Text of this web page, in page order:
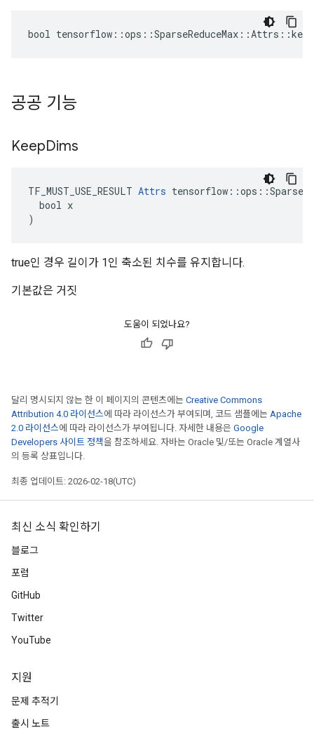
bool
공공 기능
KeepDims
TF_MUST_USE_RESULT Attrs
  bool x
)
true인 경우 길이가 1인 축소된 치수를 유지합니다.
기본값은 거짓
도움이 되었나요?
달리 명시되지 않는 한 이 페이지의 콘텐츠에는 Creative Commons
Attribution 4.0 라이선스에 따라 라이선스가 부여되며, 코드 샘플에는 Apache
2.0 라이선스에 따라 라이선스가 부여됩니다. 자세한 내용은 Google
Developers 사이트 정책을 참조하세요. 자바는 Oracle 및/또는 Oracle 계열사
의 등록 상표입니다.
최종 업데이트: 2026-02-18(UTC)
최신 소식 확인하기
블로그
포럼
GitHub
Twitter
YouTube
지원
문제 추적기
출시 노트